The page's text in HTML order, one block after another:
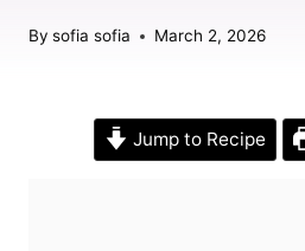
By sofia sofia March 2, 2026
Jump to Recipe